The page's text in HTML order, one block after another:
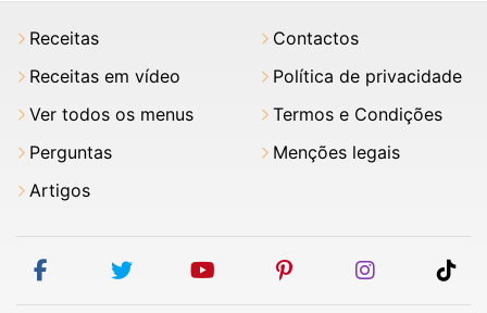
Receitas
Receitas em vídeo
Ver todos os menus
Perguntas
Artigos
Contactos
Política de privacidade
Termos e Condições
Menções legais
facebooktwitter youtubepinterestinstagram